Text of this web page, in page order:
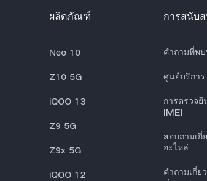
ผลิตภัณฑ์
Neo 10
Z10 5G
iQOO 13
Z9 5G
Z9x 5G
iQOO 12
การสนับ
คำถามที่พบ
ศูนย์บริการ
การตรวจ
IMEI
สอบถามเกี่
อะไหล่
คำถามเกี่ย